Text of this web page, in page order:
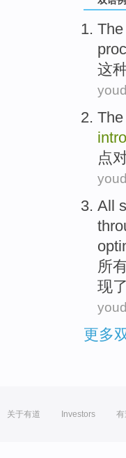
The
这
The
点
All
所
现了
更多
关于有道 Investors